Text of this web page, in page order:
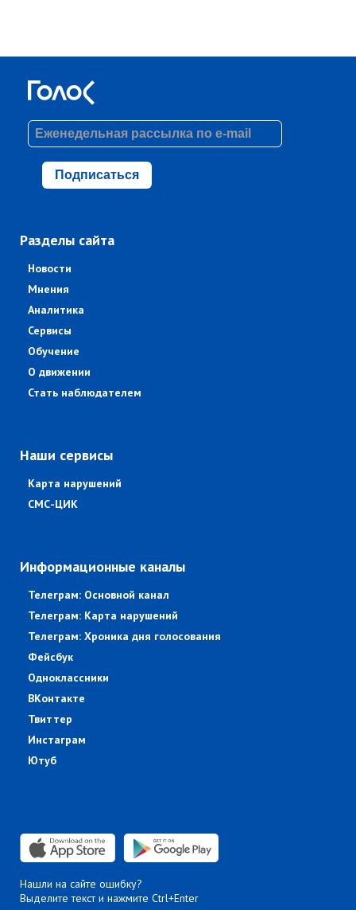
Подписаться
Разделы сайта
Новости
Мнения
Аналитика
Сервисы
Обучение
О движении
Стать наблюдателем
Наши сервисы
Карта нарушений
СМС-ЦИК
Информационные каналы
Телеграм: Основной канал
Телеграм: Карта нарушений
Телеграм: Хроника дня голосования
Фейсбук
Одноклассники
ВКонтакте
Твиттер
Инстаграм
Ютуб
Нашли на сайте ошибку?
Выделите текст и нажмите Ctrl+Enter